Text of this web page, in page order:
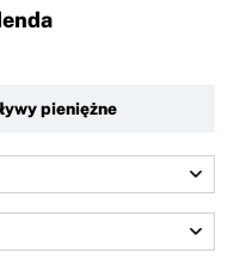
pieniężne